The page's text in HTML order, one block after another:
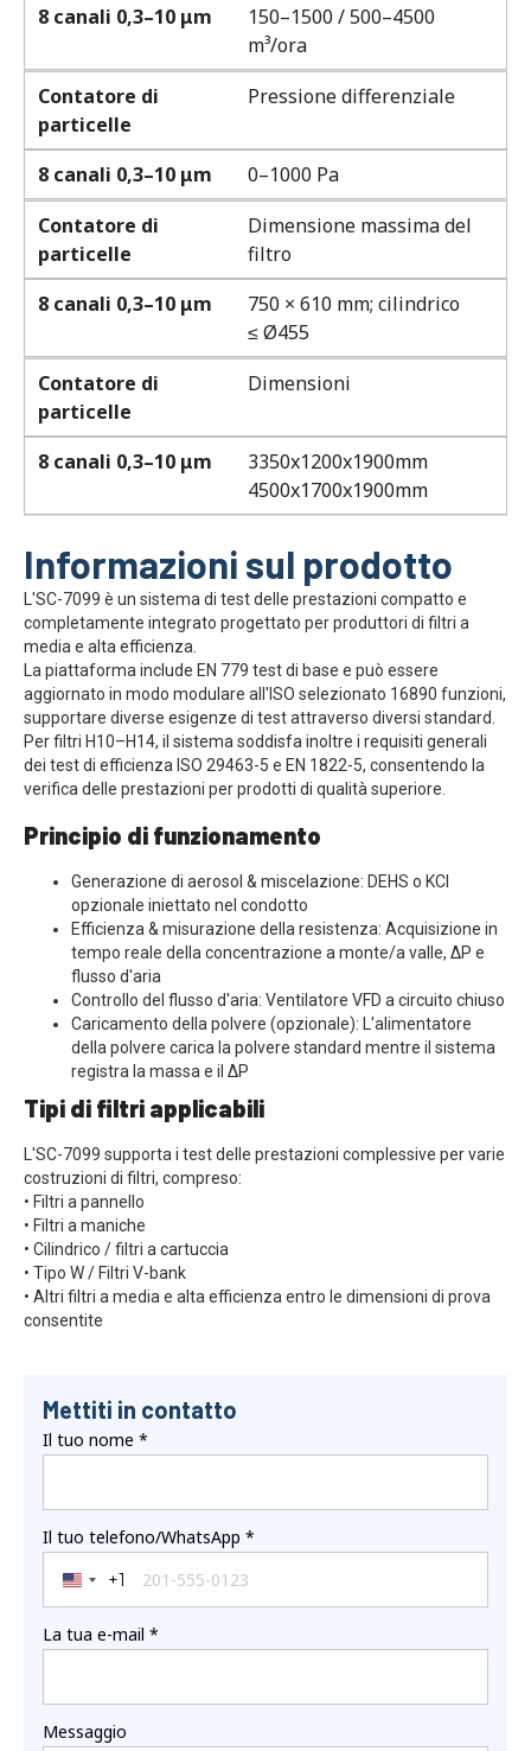
8 canali 0,3–10 μm
150–1500 / 500–4500
m³/ora
Contatore di
particelle
Pressione differenziale
8 canali 0,3–10 μm
0–1000 Pa
Contatore di
particelle
Dimensione massima del
filtro
8 canali 0,3–10 μm
750 × 610 mm; cilindrico
≤ Ø455
Contatore di
particelle
Dimensioni
8 canali 0,3–10 μm
3350x1200x1900mm
4500x1700x1900mm
Informazioni sul prodotto
L'SC-7099 è un sistema di test delle prestazioni compatto e
completamente integrato progettato per produttori di filtri a
media e alta efficienza.
La piattaforma include EN 779 test di base e può essere
aggiornato in modo modulare all'ISO selezionato 16890 funzioni,
supportare diverse esigenze di test attraverso diversi standard.
Per filtri H10–H14, il sistema soddisfa inoltre i requisiti generali
dei test di efficienza ISO 29463-5 e EN 1822-5, consentendo la
verifica delle prestazioni per prodotti di qualità superiore.
Principio di funzionamento
Generazione di aerosol & miscelazione: DEHS o KCl
opzionale iniettato nel condotto
Efficienza & misurazione della resistenza: Acquisizione in
tempo reale della concentrazione a monte/a valle, ΔP e
flusso d'aria
Controllo del flusso d'aria: Ventilatore VFD a circuito chiuso
Caricamento della polvere (opzionale): L'alimentatore
della polvere carica la polvere standard mentre il sistema
registra la massa e il ΔP
Tipi di filtri applicabili
L'SC-7099 supporta i test delle prestazioni complessive per varie
costruzioni di filtri, compreso:
• Filtri a pannello
• Filtri a maniche
• Cilindrico / filtri a cartuccia
• Tipo W / Filtri V-bank
• Altri filtri a media e alta efficienza entro le dimensioni di prova
consentite
Mettiti in contatto
Il tuo nome *
Il tuo telefono/WhatsApp *
United States +1
+1
La tua e-mail *
Messaggio